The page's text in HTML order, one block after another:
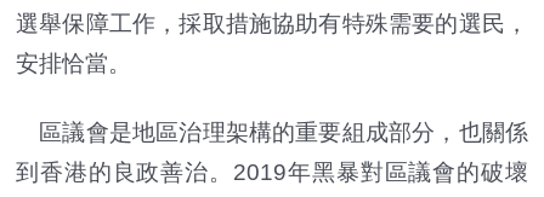
選舉保障工作，採取措施協助有特殊需要的選民，
安排恰當。
區議會是地區治理架構的重要組成部分，也關係
到香港的良政善治。2019年黑暴對區議會的破壞